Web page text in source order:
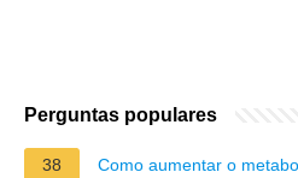
Perguntas populares
38 Como aumentar o